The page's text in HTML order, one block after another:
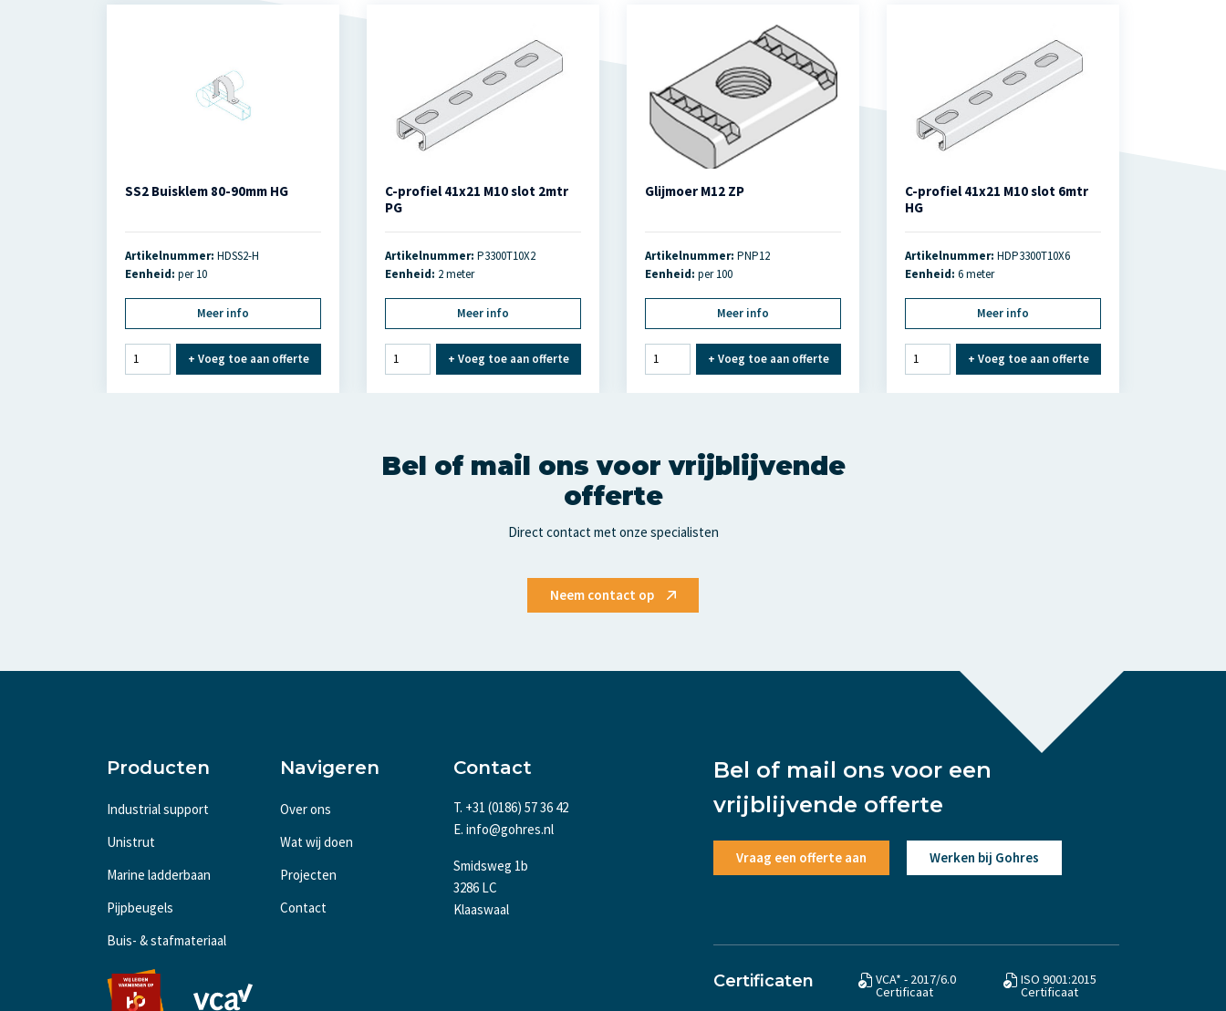
SS2 Buisklem 80-90mm HG
Artikelnummer: HDSS2-H
Eenheid: per 10
Meer info
+ Voeg toe aan offerte
C-profiel 41x21 M10 slot 2mtr
PG
Artikelnummer: P3300T10X2
Eenheid: 2 meter
Meer info
+ Voeg toe aan offerte
Glijmoer M12 ZP
Artikelnummer: PNP12
Eenheid: per 100
Meer info
+ Voeg toe aan offerte
C-profiel 41x21 M10 slot 6mtr
HG
Artikelnummer: HDP3300T10X6
Eenheid: 6 meter
Meer info
+ Voeg toe aan offerte
Bel of mail ons voor vrijblijvende
offerte
Direct contact met onze specialisten
Neem contact op
Producten
Industrial support
Unistrut
Marine ladderbaan
Pijpbeugels
Buis- & stafmateriaal
Navigeren
Over ons
Wat wij doen
Projecten
Contact
Contact
T. +31 (0186) 57 36 42
E. info@gohres.nl
Smidsweg 1b
3286 LC
Klaaswaal
Bel of mail ons voor een
vrijblijvende offerte
Vraag een offerte aan Werken bij Gohres
Certificaten VCA* - 2017/6.0
Certificaat
ISO 9001:2015
Certificaat